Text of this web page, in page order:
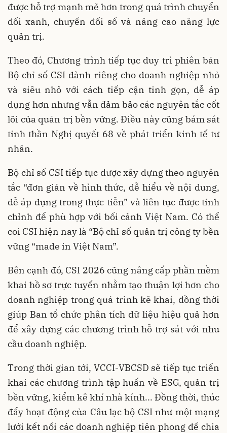
được hỗ trợ mạnh mẽ hơn trong quá trình chuyển
đổi xanh, chuyển đổi số và nâng cao năng lực
quản trị.
Theo đó, Chương trình tiếp tục duy trì phiên bản
Bộ chỉ số CSI dành riêng cho doanh nghiệp nhỏ
và siêu nhỏ với cách tiếp cận tinh gọn, dễ áp
dụng hơn nhưng vẫn đảm bảo các nguyên tắc cốt
lõi của quản trị bền vững. Điều này cũng bám sát
tinh thần Nghị quyết 68 về phát triển kinh tế tư
nhân.
Bộ chỉ số CSI tiếp tục được xây dựng theo nguyên
tắc “đơn giản về hình thức, dễ hiểu về nội dung,
dễ áp dụng trong thực tiễn” và liên tục được tinh
chỉnh để phù hợp với bối cảnh Việt Nam. Có thể
coi CSI hiện nay là “Bộ chỉ số quản trị công ty bền
vững “made in Việt Nam”.
Bên cạnh đó, CSI 2026 cũng nâng cấp phần mềm
khai hồ sơ trực tuyến nhằm tạo thuận lợi hơn cho
doanh nghiệp trong quá trình kê khai, đồng thời
giúp Ban tổ chức phân tích dữ liệu hiệu quả hơn
để xây dựng các chương trình hỗ trợ sát với nhu
cầu doanh nghiệp.
Trong thời gian tới, VCCI-VBCSD sẽ tiếp tục triển
khai các chương trình tập huấn về ESG, quản trị
bền vững, kiểm kê khí nhà kính... Đồng thời, thúc
đẩy hoạt động của Câu lạc bộ CSI như một mạng
lưới kết nối các doanh nghiệp tiên phong để chia